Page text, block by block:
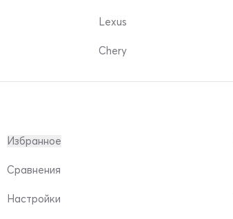
Lexus
Chery
Избранное
Сравнения
Настройки